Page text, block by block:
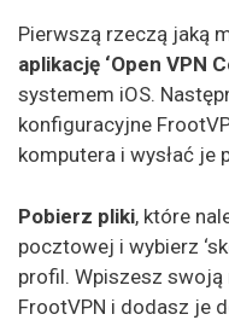
Pierwszą rzeczą jaką
aplikację ‘Open VPN
systemem iOS.
konfiguracyjne
komputera i wysłać je
Pobierz pliki, które
pocztowej i wybierz
profil. Wpiszesz swoją
FrootVPN i dodasz je